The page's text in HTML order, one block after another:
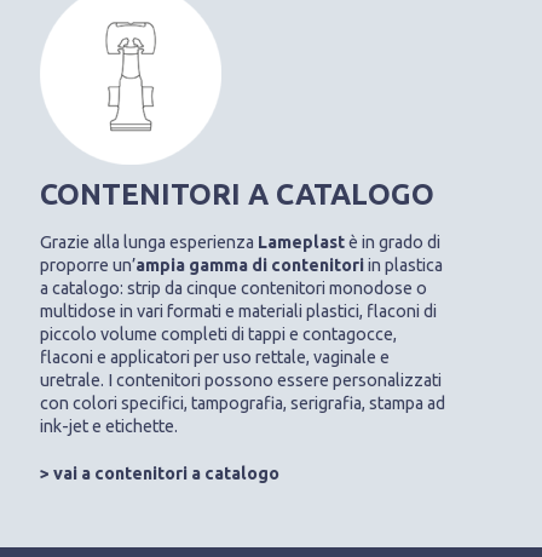
CONTENITORI A CATALOGO
Grazie alla lunga esperienza Lameplastè in grado di
proporre un’ampia gamma di contenitoriin plastica
a catalogo: strip da cinque contenitori monodose o
multidose in vari formati e materiali plastici, flaconi di
piccolo volume completi di tappi e contagocce,
flaconi e applicatori per uso rettale, vaginale e
uretrale. I contenitori possono essere personalizzati
con colori specifici, tampografia, serigrafia, stampa ad
ink-jet e etichette.
> vai a contenitori a catalogo